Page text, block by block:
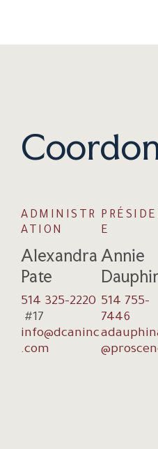
ADMINISTR
ATION
Alexandra
Pate
514 325-2220
#17
info@dcaninc
.com
E
Annie
514 755-
7446